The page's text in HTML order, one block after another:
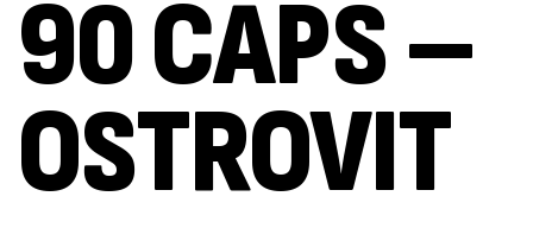
90 CAPS –
OSTROVIT